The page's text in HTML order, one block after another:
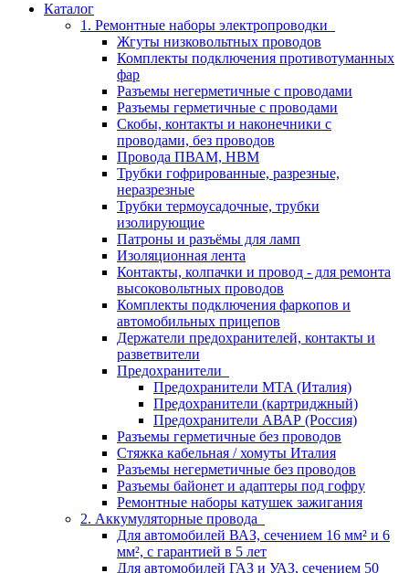
Каталог
1. Ремонтные наборы электропроводки
Жгуты низковольтных проводов
Комплекты подключения противотуманных
фар
Разъемы негерметичные с проводами
Разъемы герметичные с проводами
Скобы, контакты и наконечники с
проводами, без проводов
Провода ПВАМ, НВМ
Трубки гофрированные, разрезные,
неразрезные
Трубки термоусадочные, трубки
изолирующие
Патроны и разъёмы для ламп
Изоляционная лента
Контакты, колпачки и провод - для ремонта
высоковольтных проводов
Комплекты подключения фаркопов и
автомобильных прицепов
Держатели предохранителей, контакты и
разветвители
Предохранители
Предохранители MTA (Италия)
Предохранители (картриджный)
Предохранители АВАР (Россия)
Разъемы герметичные без проводов
Стяжка кабельная / хомуты Италия
Разъемы негерметичные без проводов
Разъемы байонет и адаптеры под гофру
Ремонтные наборы катушек зажигания
2. Аккумуляторные провода
Для автомобилей ВАЗ, сечением 16 мм² и 6
мм², с гарантией в 5 лет
Для автомобилей ГАЗ и УАЗ, сечением 50